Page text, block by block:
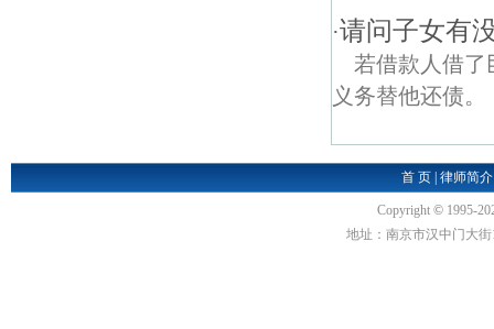
·请问子女有
若借款人借
义务替他还债。
首 页 |律师简介
Copyright © 1995-
地址：南京市汉中门大街